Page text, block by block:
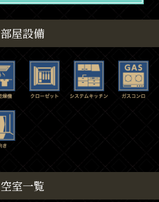
部屋設備
空室一覧